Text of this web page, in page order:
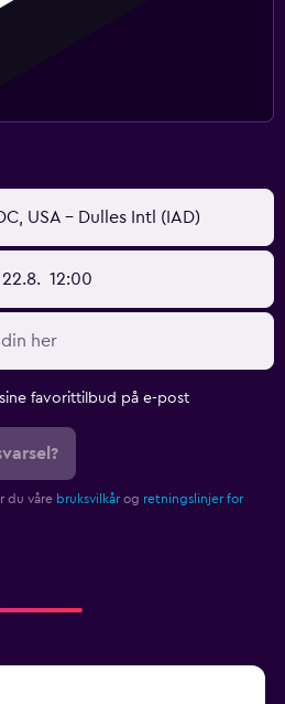
USA - Dulles Intl (IAD)
22.8. 12:00
favorittilbud på e-post
du våre bruksvilkår og retningslinjer for